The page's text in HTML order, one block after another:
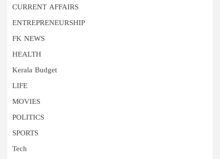
CURRENT AFFAIRS
ENTREPRENEURSHIP
FK NEWS
HEALTH
Kerala Budget
LIFE
MOVIES
POLITICS
SPORTS
Tech